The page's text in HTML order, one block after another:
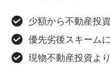
少額から不動産投
優先劣後スキーム
現物不動産投資よ